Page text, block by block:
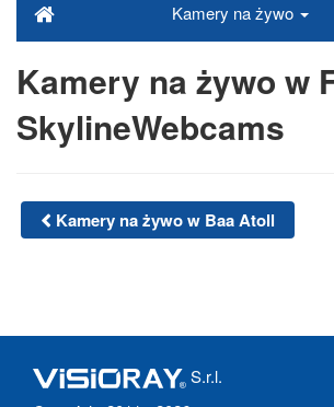
Kamery na żywo
Kamery na żywo w
SkylineWebcams
Kamery na żywo w Baa Atoll
S.r.l.